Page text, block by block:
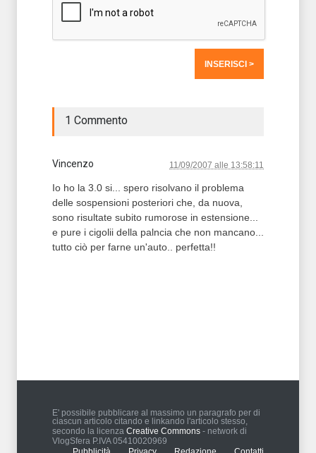
1 Commento
Vincenzo 11/09/2007 alle 13:58:11
Io ho la 3.0 si... spero risolvano il problema
delle sospensioni posteriori che, da nuova,
sono risultate subito rumorose in estensione...
e pure i cigolii della palncia che non mancano...
tutto ciò per farne un'auto.. perfetta!!
E' possibile pubblicare al massimo un paragrafo per di
ciascun articolo citando e linkando l'articolo stesso,
secondo la licenza Creative Commons - network di
VlogSfera P.IVA 05410020969